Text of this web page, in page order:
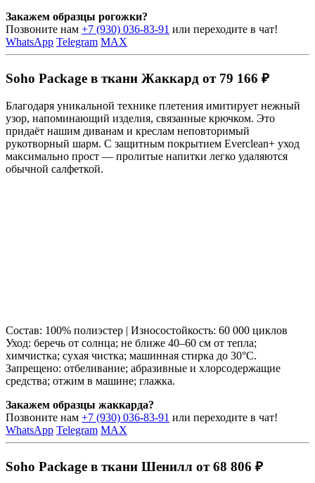
Закажем образцы рогожки?
Позвоните нам +7 (930) 036-83-91 или переходите в чат!
WhatsApp Telegram MAX
Soho Package в ткани Жаккард от 79 166 ₽
Благодаря уникальной технике плетения имитирует нежный
узор, напоминающий изделия, связанные крючком. Это
придаёт нашим диванам и креслам неповторимый
рукотворный шарм. С защитным покрытием Everclean+ уход
максимально прост — пролитые напитки легко удаляются
обычной салфеткой.
Состав: 100% полиэстер | Износостойкость: 60 000 циклов
Уход: беречь от солнца; не ближе 40–60 см от тепла;
химчистка; сухая чистка; машинная стирка до 30°C.
Запрещено: отбеливание; абразивные и хлорсодержащие
средства; отжим в машине; глажка.
Закажем образцы жаккарда?
Позвоните нам +7 (930) 036-83-91 или переходите в чат!
WhatsApp Telegram MAX
Soho Package в ткани Шенилл от 68 806 ₽